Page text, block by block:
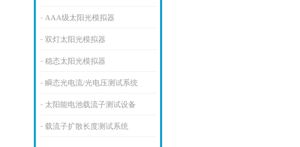
AAA级太阳光模拟器
双灯太阳光模拟器
稳态太阳光模拟器
瞬态光电流/光电压测试系统
太阳能电池载流子测试设备
载流子扩散长度测试系统